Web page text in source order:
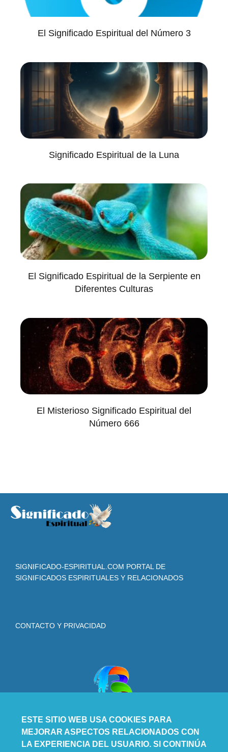
El Significado Espiritual del Número 3
Significado Espiritual de la Luna
El Significado Espiritual de la Serpiente en
Diferentes Culturas
El Misterioso Significado Espiritual del
Número 666
SIGNIFICADO-ESPIRITUAL.COM PORTAL DE
SIGNIFICADOS ESPIRITUALES Y RELACIONADOS
CONTACTO Y PRIVACIDAD
ESTE SITIO WEB USA COOKIES PARA
MEJORAR ASPECTOS RELACIONADOS CON
LA EXPERIENCIA DEL USUARIO. SI CONTINÚA